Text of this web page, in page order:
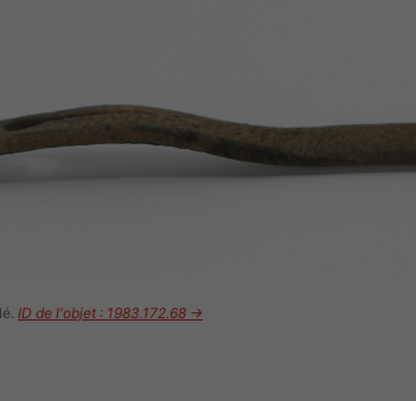
ID de l'objet : 1983.172.68 →